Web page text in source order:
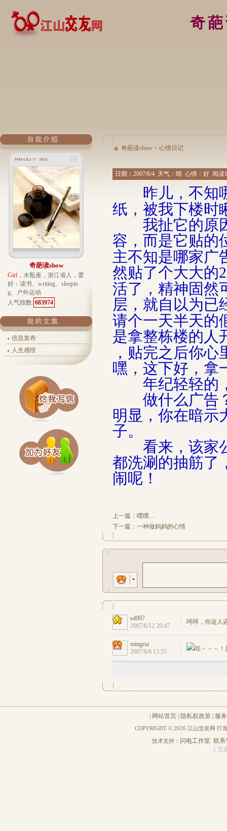
奇
奇葩读show
Girl ，水瓶座，浙江省人，爱
好：读书、writing、sleepin
g、户外运动
人气指数: 683974
信息发布
人生感悟
奇葩读show > 心情日记
日期： 2007/6/4 天气：睛 心情：好 阅读
昨儿，不知
纸，被我下楼时
我扯它的原因
容，而是它贴的
主不知是哪家广
然贴了个大大的2
活了，精神固然
层，就自以为已
请个一天半天的
是拿整栋楼的人
，贴完之后你
嘿，这下好，拿
年纪轻轻的，
做什么广告？
明显，你在暗示
子。
看来，该家公
都洗涮的抽筋了
闹呢！
上一篇： 嘿嘿…
下一篇： 一种做妈妈的心情
网站首页 隐私权政策 服
COPYRIGHT © 2026 江山交友网 打
技术支持： 闪电工作室 联系
[ 页